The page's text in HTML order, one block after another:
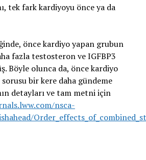
tek fark kardiyoyu önce ya da
önce kardiyo yapan grubun
fazla testosteron ve IGFBP3
Böyle olunca da, önce kardiyo
bir kere daha gündeme
detayları ve tam metni için
nsca-